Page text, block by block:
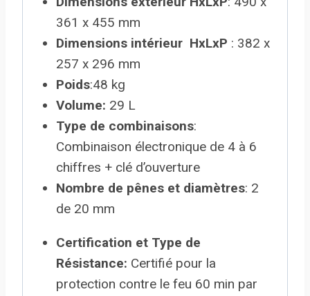
361 x 455 mm
Dimensions intérieur HxLxP : 382 x
257 x 296 mm
Poids:48 kg
Volume: 29 L
Type de combinaisons:
Combinaison électronique de 4 à 6
chiffres + clé d’ouverture
Nombre de pênes et diamètres: 2
de 20 mm
Certification et Type de
Résistance: Certifié pour la
protection contre le feu 60 min par